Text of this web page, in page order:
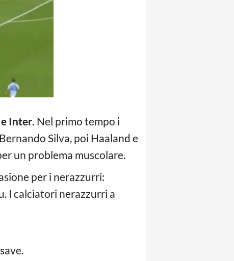
Inter. Nel primo tempo i
Silva, poi Haaland e
un problema muscolare.
per i nerazzurri:
I calciatori nerazzurri a